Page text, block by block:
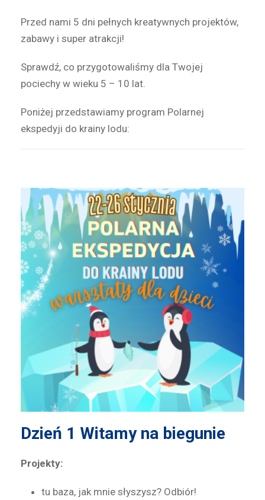
Przed nami 5 dni pełnych kreatywnych projektów,
zabawy i super atrakcji!
Sprawdź, co przygotowaliśmy dla Twojej
pociechy w wieku 5 – 10 lat.
Poniżej przedstawiamy program Polarnej
ekspedyji do krainy lodu:
Dzień 1 Witamy na biegunie
Projekty:
tu baza, jak mnie słyszysz? Odbiór!